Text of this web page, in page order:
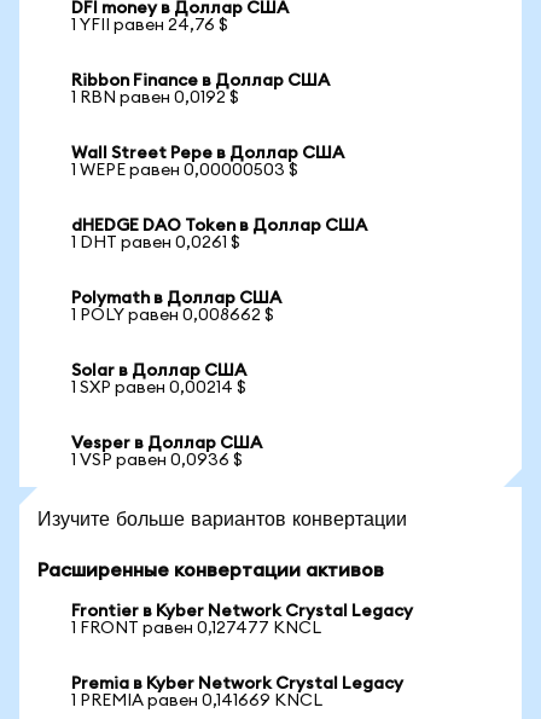
DFI money в Доллар США
1 YFII равен 24,76 $
Ribbon Finance в Доллар США
1 RBN равен 0,0192 $
Wall Street Pepe в Доллар США
1 WEPE равен 0,00000503 $
dHEDGE DAO Token в Доллар США
1 DHT равен 0,0261 $
Polymath в Доллар США
1 POLY равен 0,008662 $
Solar в Доллар США
1 SXP равен 0,00214 $
Vesper в Доллар США
1 VSP равен 0,0936 $
Изучите больше вариантов конвертации
Расширенные конвертации активов
Frontier в Kyber Network Crystal Legacy
1 FRONT равен 0,127477 KNCL
Premia в Kyber Network Crystal Legacy
1 PREMIA равен 0,141669 KNCL